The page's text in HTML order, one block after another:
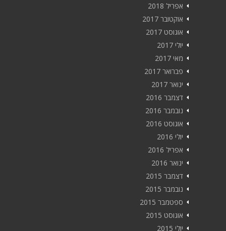
אפריל 2018
אוקטובר 2017
אוגוסט 2017
יולי 2017
מאי 2017
פברואר 2017
ינואר 2017
דצמבר 2016
נובמבר 2016
אוגוסט 2016
יולי 2016
אפריל 2016
ינואר 2016
דצמבר 2015
נובמבר 2015
ספטמבר 2015
אוגוסט 2015
יולי 2015